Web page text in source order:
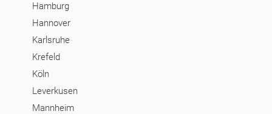
Hamburg
Hannover
Karlsruhe
Krefeld
Köln
Leverkusen
Mannheim